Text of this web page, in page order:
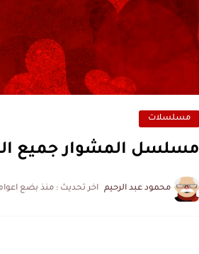
مسلسلات
مسلسل المشوار جميع
محمود عبد الرحيم اخر تحديث : منذ بضع